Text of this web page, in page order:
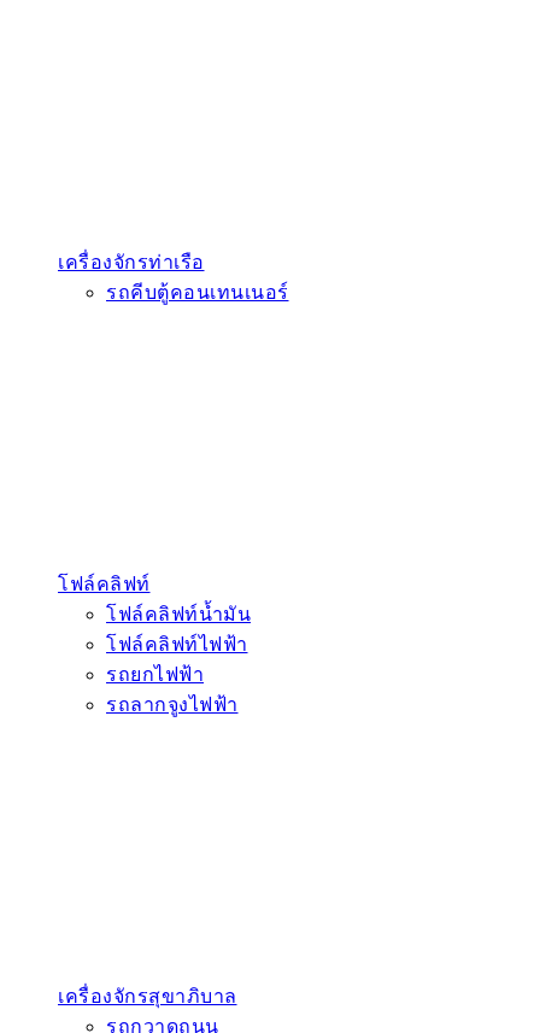
เครื่องจักรท่าเรือ
รถคีบตู้คอนเทนเนอร์
โฟล์คลิฟท์
โฟล์คลิฟท์น้ำมัน
โฟล์คลิฟท์ไฟฟ้า
รถยกไฟฟ้า
รถลากจูงไฟฟ้า
เครื่องจักรสุขาภิบาล
รถกวาดถนน